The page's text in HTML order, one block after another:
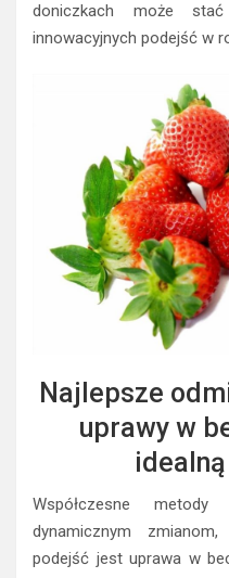
doniczkach może
innowacyjnych podejść w
Najlepsze
uprawy w
Współczesne
dynamicznym
podejść jest uprawa w